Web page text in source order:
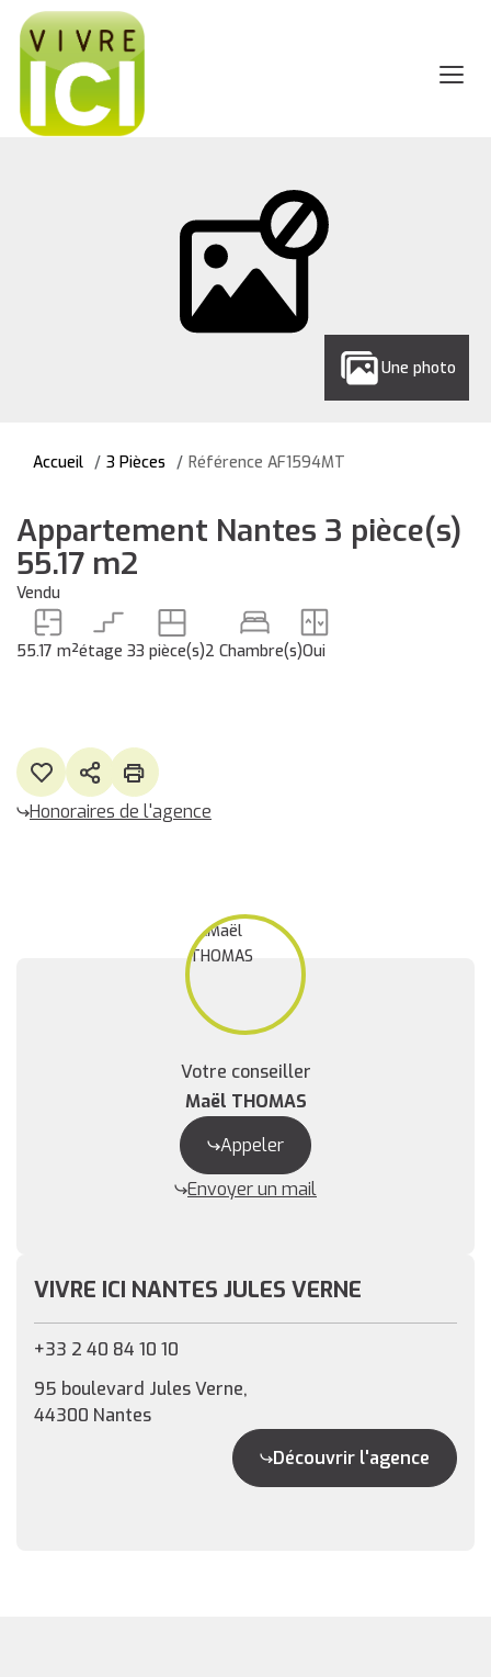
Une photo
Accueil 3 Pièces Référence AF1594MT
Appartement Nantes 3 pièce(s)
55.17 m2
Vendu
55.17 m²étage 33 pièce(s)2 Chambre(s)Oui
Honoraires de l'agence
Votre conseiller
Maël THOMAS
Appeler
Envoyer un mail
VIVRE ICI NANTES JULES VERNE
+33 2 40 84 10 10
95 boulevard Jules Verne,
44300 Nantes
Découvrir l'agence